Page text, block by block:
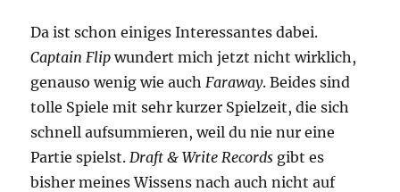
Da ist schon einiges Interessantes dabei.
Captain Flip wundert mich jetzt nicht wirklich,
genauso wenig wie auch Faraway. Beides sind
tolle Spiele mit sehr kurzer Spielzeit, die sich
schnell aufsummieren, weil du nie nur eine
Partie spielst. Draft & Write Records gibt es
bisher meines Wissens nach auch nicht auf